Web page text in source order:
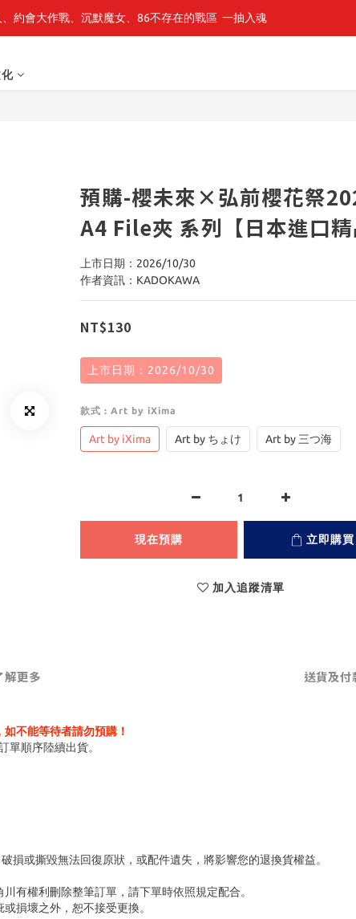
79 折，滿$389送「完節紀念明信片組」
約會大作戰、沉默魔女、86不存在的戰區  一抽入魂
預購-櫻未來×弘前櫻花祭
A4 File夾 系列【日本進口精
上市日期：2026/10/30
作者資訊：KADOKAWA
NT$130
上市日期：2026/10/30
款式 : Art by iXima
Art by iXima Art by ちょけ Art by 三つ海
現在預購 立即購買
加入追蹤清單
解更多 送貨及付
不能等待者請勿預購！
順序陸續出貨。
或撕毀無法回復原狀，或配件遺失，將影響您的退換貨權益。
有權利刪除整筆訂單，請下單時依照規定配合。
損壞之外，恕不接受更換。